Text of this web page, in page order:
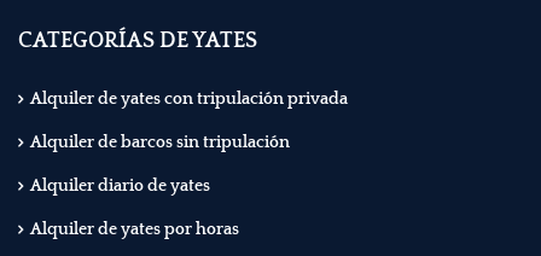
CATEGORÍAS DE YATES
Alquiler de yates con tripulación privada
Alquiler de barcos sin tripulación
Alquiler diario de yates
Alquiler de yates por horas